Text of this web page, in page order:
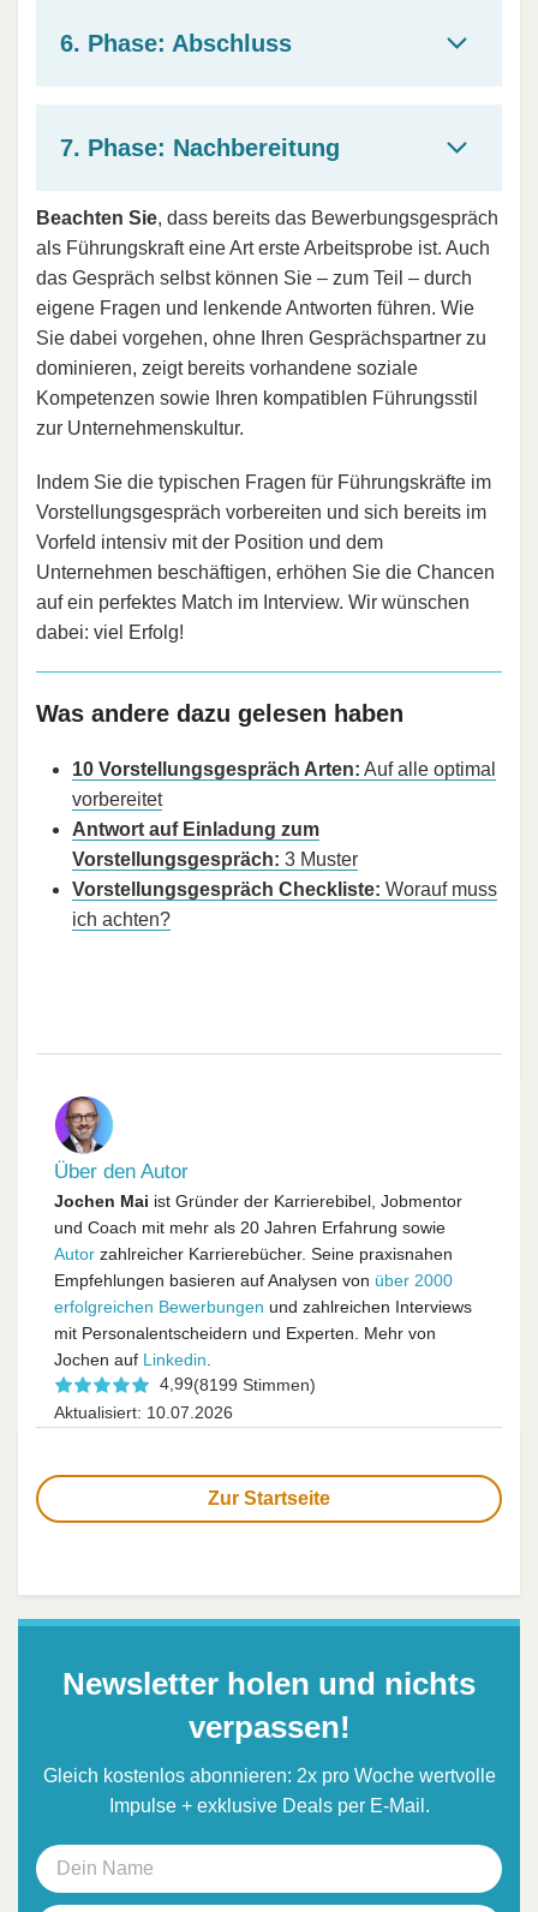
6. Phase: Abschluss
7. Phase: Nachbereitung
Beachten Sie, dass bereits das Bewerbungsgespräch
als Führungskraft eine Art erste Arbeitsprobe ist. Auch
das Gespräch selbst können Sie – zum Teil – durch
eigene Fragen und lenkende Antworten führen. Wie
Sie dabei vorgehen, ohne Ihren Gesprächspartner zu
dominieren, zeigt bereits vorhandene soziale
Kompetenzen sowie Ihren kompatiblen Führungsstil
zur Unternehmenskultur.
Indem Sie die typischen Fragen für Führungskräfte im
Vorstellungsgespräch vorbereiten und sich bereits im
Vorfeld intensiv mit der Position und dem
Unternehmen beschäftigen, erhöhen Sie die Chancen
auf ein perfektes Match im Interview. Wir wünschen
dabei: viel Erfolg!
Was andere dazu gelesen haben
10 Vorstellungsgespräch Arten: Auf alle optimal
vorbereitet
Antwort auf Einladung zum
Vorstellungsgespräch: 3 Muster
Vorstellungsgespräch Checkliste: Worauf muss
ich achten?
Über den Autor
Jochen Mai ist Gründer der Karrierebibel, Jobmentor
und Coach mit mehr als 20 Jahren Erfahrung sowie
Autor zahlreicher Karrierebücher. Seine praxisnahen
Empfehlungen basieren auf Analysen von über 2000
erfolgreichen Bewerbungen und zahlreichen Interviews
mit Personalentscheidern und Experten. Mehr von
Jochen auf Linkedin
4,99(8199 Stimmen)
Aktualisiert: 10.07.2026
Zur Startseite
Newsletter holen und nichts
verpassen!
Gleich kostenlos abonnieren: 2x pro Woche wertvolle
Impulse + exklusive Deals per E-Mail.